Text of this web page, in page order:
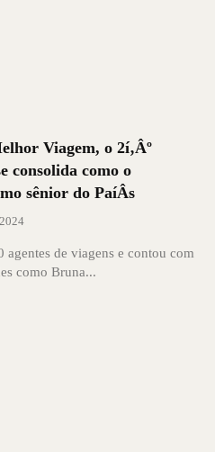
Viagem, o 2í‚Âº
consolida como o
sênior do Paí­Â­s
agentes de viagens e contou com
como Bruna...